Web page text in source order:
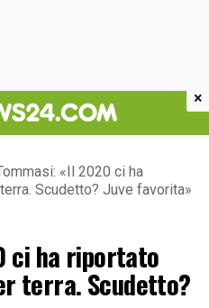
«Il 2020 ci ha
Scudetto? Juve favorita»
ci ha riportato
terra. Scudetto?
×